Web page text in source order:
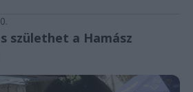
születhet a Hamász